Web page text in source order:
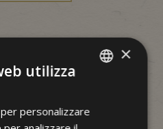
GERMAN
×
utilizza
personalizzare